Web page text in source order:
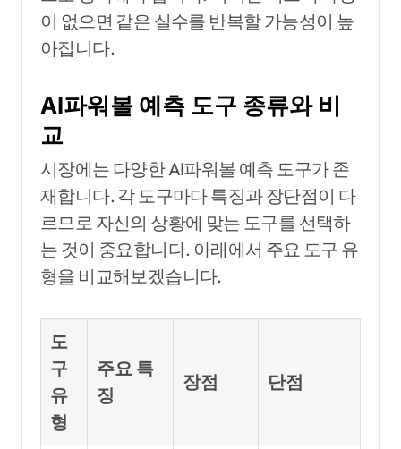
이 없으면 같은 실수를 반복할 가능성이 높
아집니다.
AI파워볼 예측 도구 종류와 비
교
시장에는 다양한 AI파워볼 예측 도구가 존
재합니다. 각 도구마다 특징과 장단점이 다
르므로 자신의 상황에 맞는 도구를 선택하
는 것이 중요합니다. 아래에서 주요 도구 유
형을 비교해보겠습니다.
도
구
유
형
주요 특
징
장점 단점